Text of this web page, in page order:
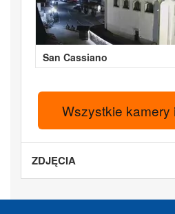
San Cassiano
Wszystkie kamery
ZDJĘCIA